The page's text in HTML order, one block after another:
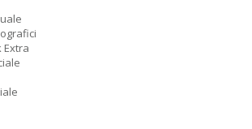
Extra